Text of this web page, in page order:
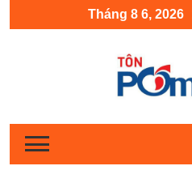
Tháng 8 6, 2026